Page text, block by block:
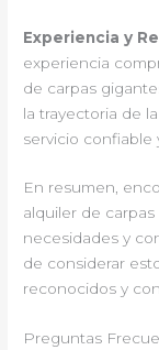
Experiencia y
experiencia
de carpas
la trayectoria de
servicio confiable
En resumen,
alquiler de
necesidades y
de considerar
reconocidos y
Preguntas